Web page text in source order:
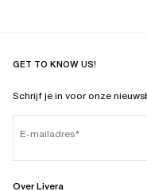
GET TO KNOW US!
Schrijf je in voor onze
E-mailadres
Over Livera